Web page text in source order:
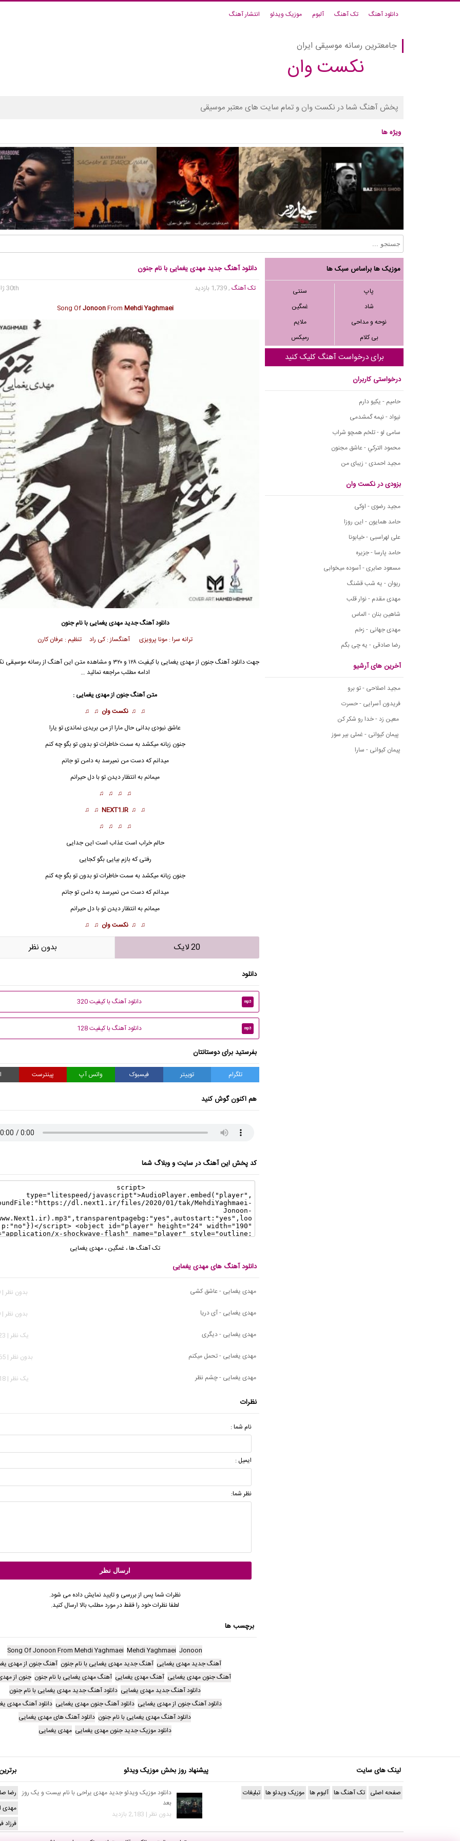
دانلود آهنگ تک آهنگ آلبوم موزیک ویدئو انتشار آهنگ
جامعترین رسانه موسیقی ایران
نکست وان
پخش آهنگ شما در نکست وان و تمام سایت های معتبر موسیقی
ویژه ها
موزیک ها براساس سبک ها
پاپ
سنتی
شاد
غمگین
نوحه و مداحی
ملایم
بی کلام
رمیکس
برای درخواست آهنگ کلیک کنید
درخواستی کاربران
حامیم - یکیو دارم
نیواد - نیمه گمشدمی
سامی لو - تلخم همچو شراب
محمود التركي - عاشق مجنون
مجید احمدی - زیبای من
بزودی در نکست وان
مجید رضوی - اوکی
حامد همایون - این روزا
علی لهراسبی - خیابونا
حامد پارسا - جزیره
مسعود صابری - آسوده میخوابی
ریوان - یه شب قشنگ
مهدی مقدم - نوار قلب
شاهین بنان - الماس
مهدی جهانی - زخم
رضا صادقی - یه چی بگم
آخرین های آرشیو
مجید اصلاحی - تو برو
فریدون آسرایی - حسرت
معین زد - خدا رو شکر کن
پیمان کیوانی - غملی بیر سوز
پیمان کیوانی - سارا
دانلود آهنگ جدید مهدی یغمایی با نام جنون
تک آهنگ, 1,739 بازدید
30th ژانویه 2020
Song OfJonoonFrom Mehdi Yaghmaei
دانلود آهنگ جدیدمهدی یغمایی با نام جنون
ترانه سرا : مونا پرویزی آهنگساز : کی راد تنظیم : عرفان کارن
جهت دانلود آهنگ جنون از مهدی یغمایی با کیفیت ۱۲۸ و ۳۲۰ و مشاهده متن این آهنگ از
ادامه مطلب مراجعه نمائید …
متن آهنگ جنون از مهدی یغمایی :
♫ ♫ نکست وان ♫ ♫
عاشق نبودی بدانی حال مارا از من بریدی نماندی تو یارا
جنون زبانه میکشد به سمت خاطرات تو بدون تو بگو چه کنم
میدانم که دست من نمیرسد به دامن تو جانم
میمانم به انتظار دیدن تو با دل حیرانم
♫ ♫ ♫ ♫
♫ ♫
NEXT1.IR
♫ ♫
♫ ♫ ♫ ♫
حالم خراب است عذاب است این جدایی
رفتی که بازم بیایی بگو کجایی
جنون زبانه میکشد به سمت خاطرات تو بدون تو بگو چه کنم
میدانم که دست من نمیرسد به دامن تو جانم
میمانم به انتظار دیدن تو با دل حیرانم
♫ ♫ نکست وان ♫ ♫
20 لایک بدون نظر
دانلود
mp3 دانلود آهنگ با کیفیت 320
mp3 دانلود آهنگ با کیفیت 128
بفرستید برای دوستانتان
تلگرام توییتر فیسبوک واتس آپ پینترست
هم اکنون گوش کنید
کد پخش این آهنگ در سایت و وبلاگ شما
تک آهنگ ها، غمگین ، مهدی یغمایی
دانلود آهنگ های مهدی یغمایی
مهدی یغمایی - عاشق کشی
بدون نظر | 509 بازدید
مهدی یغمایی - آی دریا
بدون نظر | 779 بازدید
مهدی یغمایی - دیگری
يک نظر | 2,123 بازدید
مهدی یغمایی - تحمل میکنم
بدون نظر | 7,565 بازدید
مهدی یغمایی - چشم نظر
يک نظر | 3,218 بازدید
نظرات
نام شما :
ایمیل :
نظر شما:
نظرات شما پس از بررسی و تایید نمایش داده می شود.
لطفا نظرات خود را فقط در مورد مطلب بالا ارسال کنید.
برچسب ها
Jonoon
Mehdi Yaghmaei
Song Of Jonoon From Mehdi Yaghmaei
آهنگ جدید مهدی یغمایی آهنگ جدید مهدی یغمایی با نام جنون آهنگ جنون از مهدی
آهنگ جنون مهدی یغمایی آهنگ مهدی یغمایی آهنگ مهدی یغمایی با نام جنون جنون از
دانلود آهنگ جدید مهدی یغمایی دانلود آهنگ جدید مهدی یغمایی با نام جنون
دانلود آهنگ جنون از مهدی یغمایی دانلود آهنگ جنون مهدی یغمایی دانلود آهنگ مهدی
دانلود آهنگ مهدی یغمایی با نام جنون دانلود آهنگ های مهدی یغمایی
دانلود موزیک جدید جنون مهدی یغمایی مهدی یغمایی
لینک های سایت
صفحه اصلی تک آهنگ ها آلبوم ها موزیک ویدئو ها تبلیغات
پیشنهاد روز بخش موزیک ویدئو
دانلود موزیک ویدئو جدید مهدی یراحی با نام بیست و یک روز
بعد
بدون نظر | 2,183 بازدید
رضا
مهدی
فرزاد